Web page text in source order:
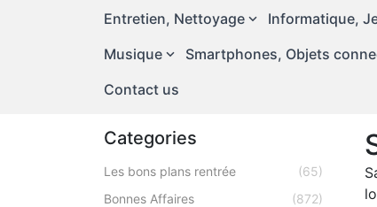
Entretien, Nettoyage
Informatique,
Musique
Smartphones, Objets
Contact us
Categories
Les bons plans rentrée
(65)
Bonnes Affaires
(872)